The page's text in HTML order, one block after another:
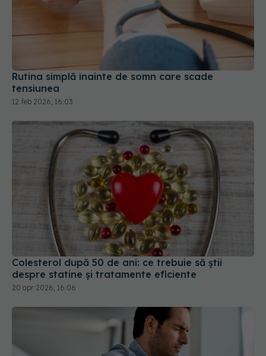
Rutina simplă înainte de somn care scade
tensiunea
12 feb 2026, 16:03
Colesterol după 50 de ani: ce trebuie să știi
despre statine și tratamente eficiente
20 apr 2026, 16:06